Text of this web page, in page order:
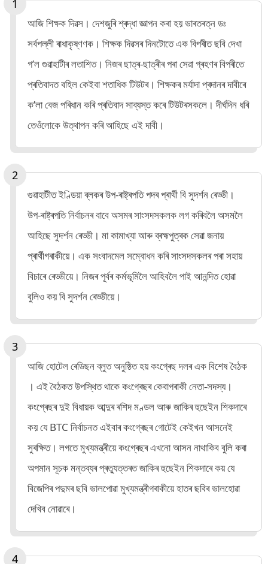
আজি শিক্ষক দিৱস। দেশজুৰি শ্ৰদ্ধা জ্ঞাপন কৰা হয় ভাৰতৰত্ন ডঃ
সৰ্বপল্লী ৰাধাকৃষ্ণণক। শিক্ষক দিৱসৰ দিনটোতে এক বিপৰীত ছবি দেখা
গ’ল গুৱাহাটীৰ লতাশিত। নিজৰ ছাত্ৰ-ছাত্ৰীৰ পৰা সেৱা গ্ৰহণৰ বিপৰীতে
প্ৰতিবাদত বহিল কেইবা শতাধিক টিউটৰ। শিক্ষকৰ মৰ্যাদা প্ৰদানৰ দাবীৰে
ক’লা বেজ পৰিধান কৰি প্ৰতিবাদ সাব্যস্ত কৰে টিউটৰসকলে। দীৰ্ঘদিন ধৰি
তেওঁলোকে উত্থাপন কৰি আহিছে এই দাবী।
গুৱাহাটীত ইণ্ডিয়া ব্লকৰ উপ-ৰাষ্ট্ৰপতি পদৰ প্ৰাৰ্থী বি সুদৰ্শন ৰেড্ডী।
উপ-ৰাষ্ট্ৰপতি নিৰ্বাচনৰ বাবে অসমৰ সাংসদসকলক লগ কৰিবলৈ অসমলৈ
আহিছে সুদৰ্শন ৰেড্ডী। মা কামাখ্যা আৰু ব্ৰহ্মপুত্ৰক সেৱা জনায়
প্ৰাৰ্থীগৰাকীয়ে। এক সংবাদমেল সম্বোধন কৰি সাংসদসকলৰ পৰা সহায়
বিচাৰে ৰেড্ডীয়ে। নিজৰ পূৰ্বৰ কৰ্মভূমিলৈ আহিবলৈ পাই আনন্দিত হোৱা
বুলিও কয় বি সুদৰ্শন ৰেড্ডীয়ে।
আজি হোটেল ৰেডিছন ব্লুত অনুষ্ঠিত হয় কংগ্ৰেছ দলৰ এক বিশেষ বৈঠক
। এই বৈঠকত উপস্থিত থাকে কংগ্ৰেছৰ কেবাগৰাকী নেতা-সদস্য।
কংগ্ৰেছৰ দুই বিধায়ক আব্দুৰ ৰশিদ মণ্ডল আৰু জাকিৰ হুছেইন শিকদাৰে
কয় যে BTC নিৰ্বাচনত এইবাৰ কংগ্ৰেছৰ গোটেই কেইখন আসনেই
সুৰক্ষিত। লগতে মুখ্যমন্ত্ৰীয়ে কংগ্ৰেছৰ এখনো আসন নাথাকিব বুলি কৰা
অপমান সূচক মন্তব্যৰ প্ৰত্যুত্তৰত জাকিৰ হুছেইন শিকদাৰে কয় যে
বিজেপিৰ পদুমৰ ছবি ভালপোৱা মুখ্যমন্ত্ৰীগৰাকীয়ে হাতৰ ছবিৰ ভালহোৱা
দেখিব নোৱাৰে।